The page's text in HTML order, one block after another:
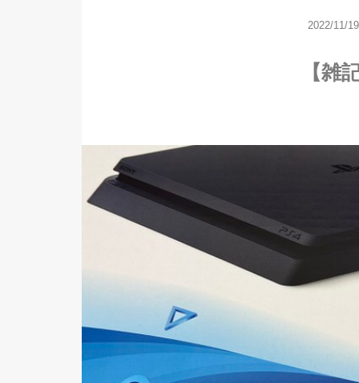
2022/11/19
【雑